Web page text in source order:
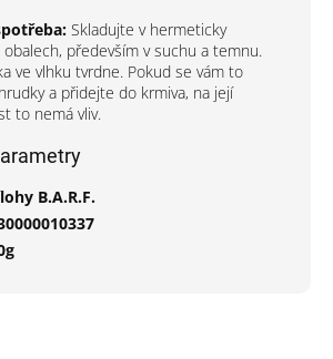
Skladujte v hermeticky
obalech, především v suchu a temnu.
ve vlhku tvrdne. Pokud se vám to
a přidejte do krmiva, na její
to nemá vliv.
B.A.R.F.